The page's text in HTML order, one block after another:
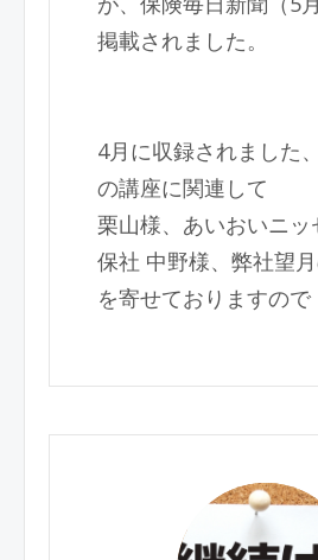
掲載されました。
4月に収録されました
の講座に関連して
栗山様、あいおいニッ
保社 中野様、弊社望
を寄せておりますので